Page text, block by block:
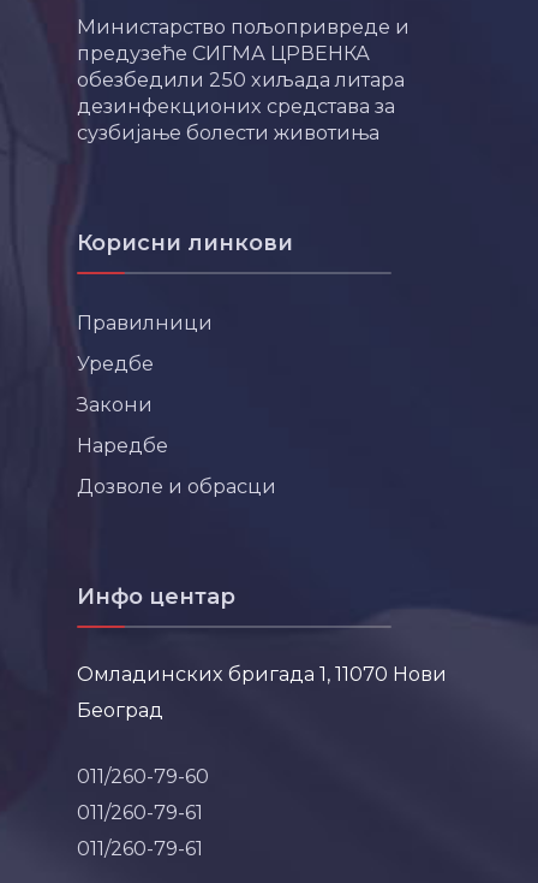
Министарство пољопривреде и
предузеће СИГМА ЦРВЕНКА
обезбедили 250 хиљада литара
дезинфекционих средстава за
сузбијање болести животиња
Корисни линкови
Правилници
Уредбе
Закони
Наредбе
Дозволе и обрасци
Инфо центар
Омладинских бригада 1, 11070 Нови
Београд
011/260-79-60
011/260-79-61
011/260-79-61